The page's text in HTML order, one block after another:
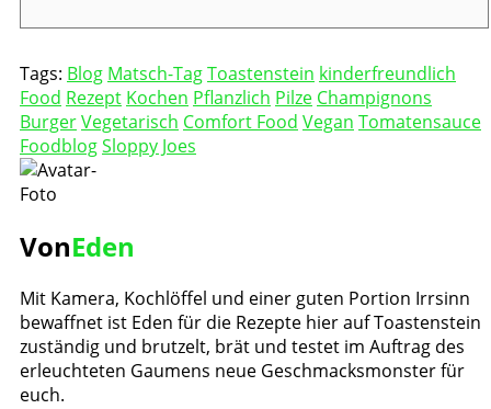
Tags: Blog Matsch-TagToastenstein kinderfreundlich
Food Rezept Kochen Pflanzlich Pilze Champignons
BurgerVegetarisch Comfort Food Vegan Tomatensauce
FoodblogSloppy Joes
VonEden
Mit Kamera, Kochlöffel und einer guten Portion Irrsinn
bewaffnet ist Eden für die Rezepte hier auf Toastenstein
zuständig und brutzelt, brät und testet im Auftrag des
erleuchteten Gaumens neue Geschmacksmonster für
euch.